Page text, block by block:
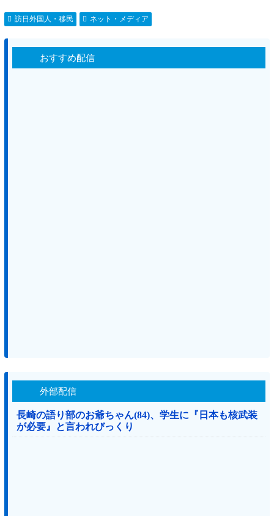
訪日外国人・移民 ネット・メディア
おすすめ配信
外部配信
長崎の語り部のお爺ちゃん(84)、学生に『日本も核武装
が必要』と言われびっくり